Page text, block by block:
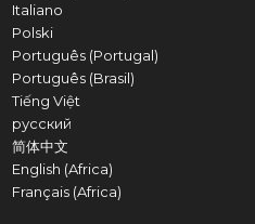
Italiano
Polski
Português (Portugal)
Português (Brasil)
Tiếng Việt
русский
简体中文
English (Africa)
Français (Africa)